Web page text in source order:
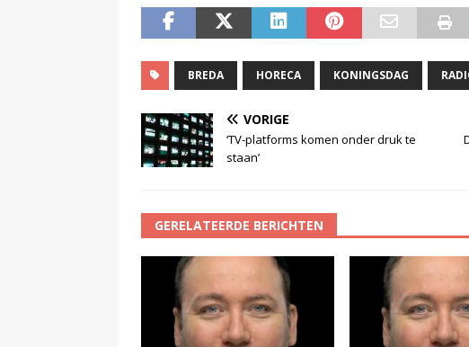
BREDA HORECA KONINGSDAG
VORIGE
‘TV-platforms komen onder druk te
staan’
GERELATEERDE BERICHTEN